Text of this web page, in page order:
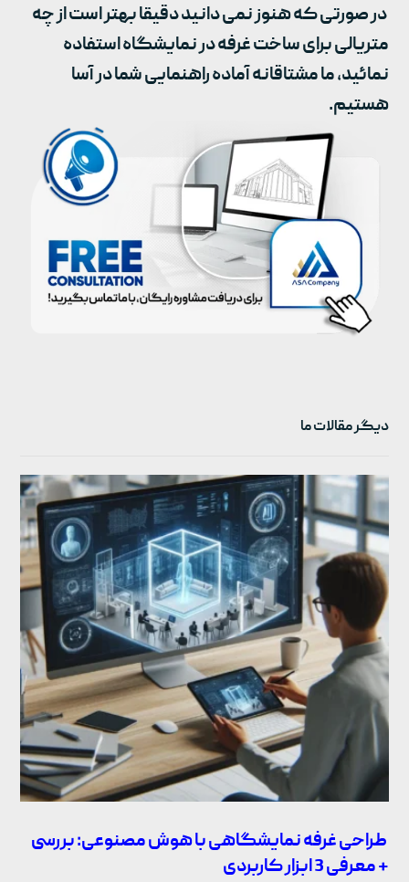
در صورتی که هنوز نمی دانید دقیقا بهتر است از چه
متریالی برای ساخت غرفه در نمایشگاه استفاده
نمائید، ما مشتاقانه آماده راهنمایی شما در آسا
هستیم.
دیگر مقالات ما
طراحی غرفه نمایشگاهی با هوش مصنوعی: بررسی
+ معرفی 3 ابزار کاربردی